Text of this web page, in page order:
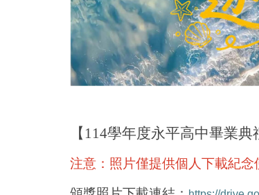
【114學年度永平高中畢業
注意：照片僅提供個人下載紀念